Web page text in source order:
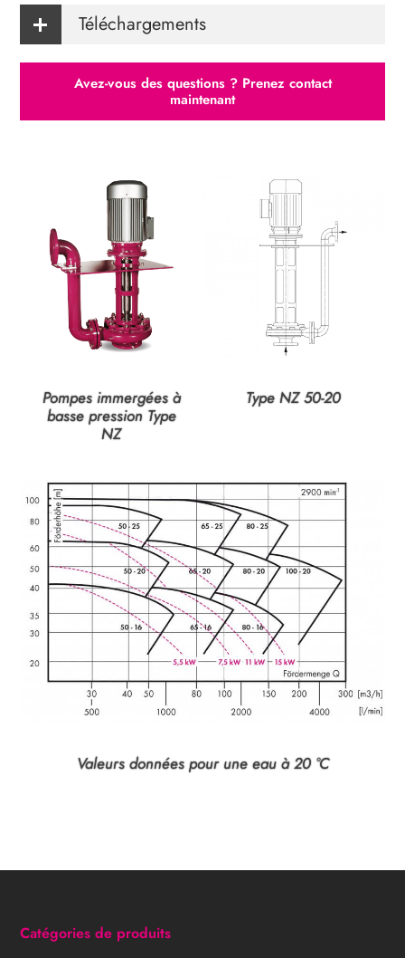
Téléchargements
Avez-vous des questions ? Prenez contact
maintenant
Pompes immergées à
basse pression Type
NZ
Type NZ 50-20
Valeurs données pour une eau à 20 °C
Catégories de produits